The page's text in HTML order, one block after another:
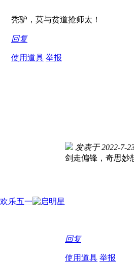
秃驴，莫与贫道抢师太！
回复
使用道具 举报
发表于 2022-7-
剑走偏锋，奇思妙
回复
使用道具 举报